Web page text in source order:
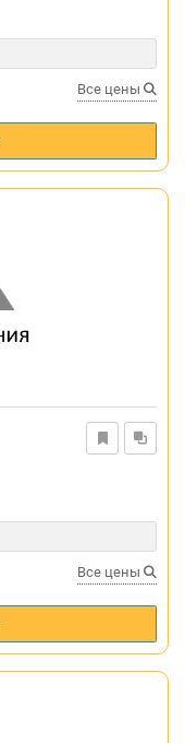
Все цены
Все цены